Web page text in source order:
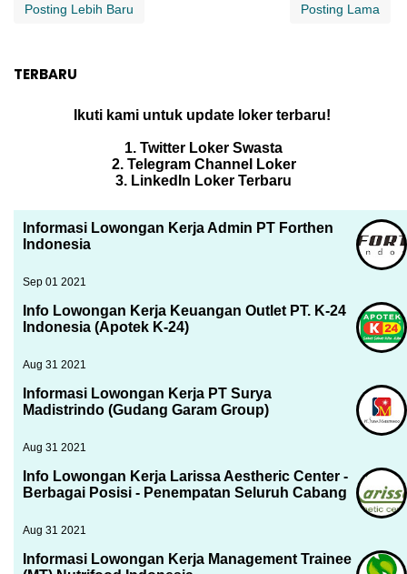
Posting Lebih Baru Posting Lama
TERBARU
Ikuti kami untuk update loker terbaru!
1. Twitter Loker Swasta
2. Telegram Channel Loker
3. LinkedIn Loker Terbaru
Informasi Lowongan Kerja Admin PT Forthen
Indonesia
Sep 01 2021
Info Lowongan Kerja Keuangan Outlet PT. K-24
Indonesia (Apotek K-24)
Aug 31 2021
Informasi Lowongan Kerja PT Surya
Madistrindo (Gudang Garam Group)
Aug 31 2021
Info Lowongan Kerja Larissa Aestheric Center -
Berbagai Posisi - Penempatan Seluruh Cabang
Aug 31 2021
Informasi Lowongan Kerja Management Trainee